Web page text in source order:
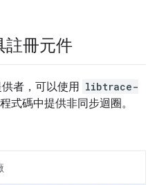
註冊元件
者，可以使用 libtrace-
式碼中提供非同步迴圈。